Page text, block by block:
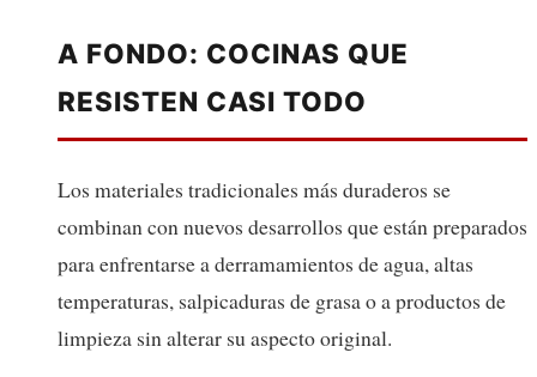
A FONDO: COCINAS QUE
RESISTEN CASI TODO
Los materiales tradicionales más duraderos se
combinan con nuevos desarrollos que están preparados
para enfrentarse a derramamientos de agua, altas
temperaturas, salpicaduras de grasa o a productos de
limpieza sin alterar su aspecto original.